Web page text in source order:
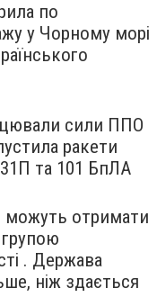
по
у Чорному морі
сили ППО
ракети
та 101 БпЛА
можуть отримати
. Держава
ніж здається